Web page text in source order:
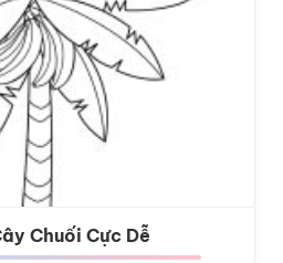
Chuối Cực Dễ